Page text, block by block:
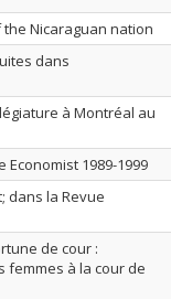
Nicaraguan nation
dans
à Montréal au
1989-1999
dans la Revue
de cour :
femmes à la cour de